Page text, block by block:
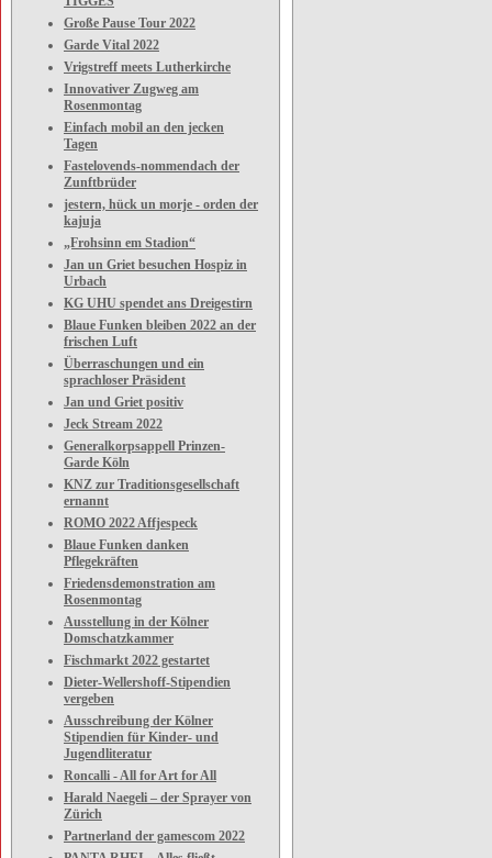
Große Pause Tour 2022
Garde Vital 2022
Vrigstreff meets Lutherkirche
Innovativer Zugweg am
Rosenmontag
Einfach mobil an den jecken
Tagen
Fastelovends-nommendach der
Zunftbrüder
jestern, hück un morje - orden der
kajuja
„Frohsinn em Stadion“
Jan un Griet besuchen Hospiz in
Urbach
KG UHU spendet ans Dreigestirn
Blaue Funken bleiben 2022 an der
frischen Luft
Überraschungen und ein
sprachloser Präsident
Jan und Griet positiv
Jeck Stream 2022
Generalkorpsappell Prinzen-
Garde Köln
KNZ zur Traditionsgesellschaft
ernannt
ROMO 2022 Affjespeck
Blaue Funken danken
Pflegekräften
Friedensdemonstration am
Rosenmontag
Ausstellung in der Kölner
Domschatzkammer
Fischmarkt 2022 gestartet
Dieter-Wellershoff-Stipendien
vergeben
Ausschreibung der Kölner
Stipendien für Kinder- und
Jugendliteratur
Roncalli - All for Art for All
Harald Naegeli – der Sprayer von
Zürich
Partnerland der gamescom 2022